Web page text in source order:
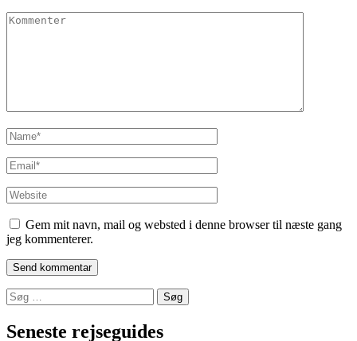
Kommenter
Name*
Email*
Website
Gem mit navn, mail og websted i denne browser til næste gang
jeg kommenterer.
Søg
efter:
Seneste rejseguides